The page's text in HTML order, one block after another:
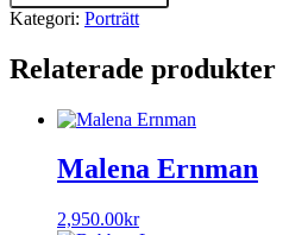
Kategori: Porträtt
Relaterade produkter
Malena Ernman
2,950.00kr